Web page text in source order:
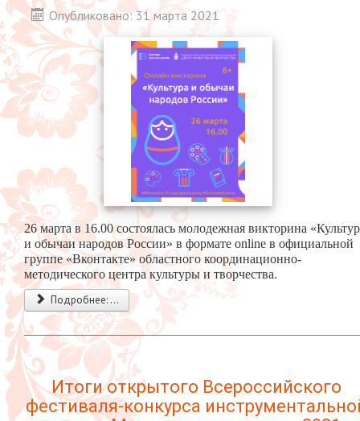
Опубликовано: 31 марта 2021
26 марта в 16.00 состоялась молодежная викторина
и обычаи народов России» в формате online в официальной
группе «Вконтакте» областного координационно-
методического центра культуры и творчества.
Подробнее: ...
Итоги открытого Всероссийского
фестиваля-конкурса